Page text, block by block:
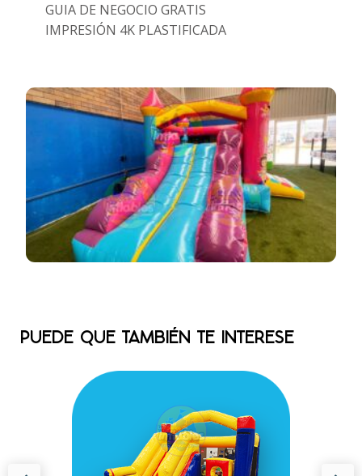
GUIA DE NEGOCIO GRATIS
IMPRESIÓN 4K PLASTIFICADA
PUEDE QUE TAMBIÉN TE INTERESE
MULTIRAMPA PARTY
MOD 1141
MEDIDAS 6M LARGO X 4M ANCHO X 2M
ALTO INCLUYE......